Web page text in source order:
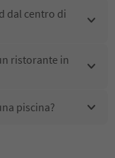
dal centro di
ristorante in
piscina?
domestici?
Apparthotel
l'Alto